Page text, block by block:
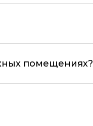
помещениях?